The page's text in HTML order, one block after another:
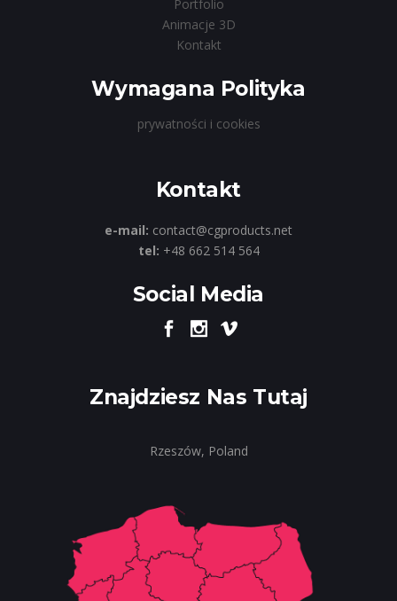
Portfolio
Animacje 3D
Kontakt
Wymagana Polityka
prywatności i cookies
Kontakt
e-mail: contact@cgproducts.net
tel: +48 662 514 564
Social Media
Znajdziesz Nas Tutaj
Rzeszów, Poland